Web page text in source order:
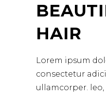
HAIR
Lorem ipsum
consectetur
ullamcorper.